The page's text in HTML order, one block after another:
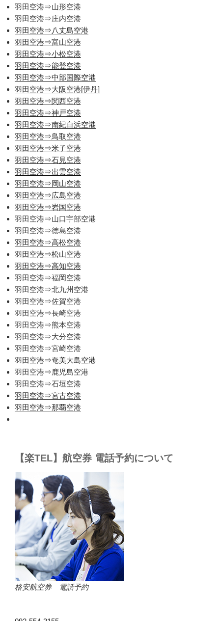
羽田空港⇒山形空港
羽田空港⇒庄内空港
羽田空港⇒八丈島空港
羽田空港⇒富山空港
羽田空港⇒小松空港
羽田空港⇒能登空港
羽田空港⇒中部国際空港
羽田空港⇒大阪空港[伊丹]
羽田空港⇒関西空港
羽田空港⇒神戸空港
羽田空港⇒南紀白浜空港
羽田空港⇒鳥取空港
羽田空港⇒米子空港
羽田空港⇒石見空港
羽田空港⇒出雲空港
羽田空港⇒岡山空港
羽田空港⇒広島空港
羽田空港⇒岩国空港
羽田空港⇒山口宇部空港
羽田空港⇒徳島空港
羽田空港⇒高松空港
羽田空港⇒松山空港
羽田空港⇒高知空港
羽田空港⇒福岡空港
羽田空港⇒北九州空港
羽田空港⇒佐賀空港
羽田空港⇒長崎空港
羽田空港⇒熊本空港
羽田空港⇒大分空港
羽田空港⇒宮崎空港
羽田空港⇒奄美大島空港
羽田空港⇒鹿児島空港
羽田空港⇒石垣空港
羽田空港⇒宮古空港
羽田空港⇒那覇空港
【楽TEL】航空券 電話予約について
格安航空券 電話予約